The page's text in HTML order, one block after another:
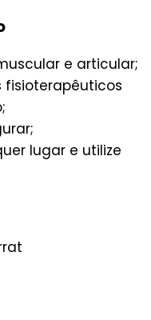
e articular;
lugar e utilize